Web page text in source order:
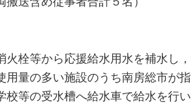
栓等から応援給水用水を補水し，
用量の多い施設のうち南房総市が指
校等の受水槽へ給水車で給水を行い